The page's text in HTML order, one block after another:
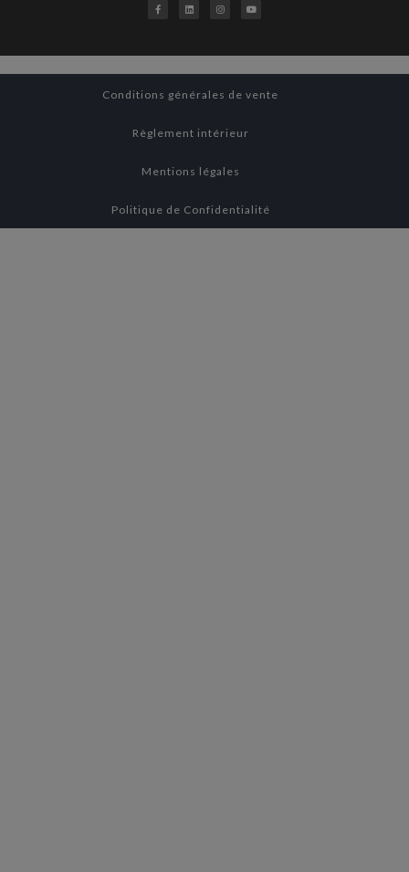
Conditions générales de vente
Règlement intérieur
Mentions légales
Politique de Confidentialité